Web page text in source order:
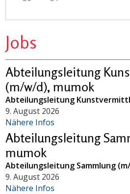
Jobs
Abteilungsleitung
(m/w/d), mumok
Abteilungsleitung
9. August 2026
Nähere Infos
Abteilungsleitung
mumok
Abteilungsleitung Sammlung
9. August 2026
Nähere Infos